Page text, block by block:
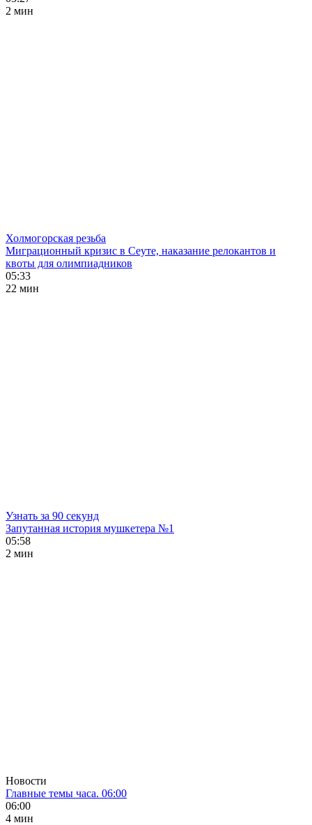
2 мин
Холмогорская резьба
Миграционный кризис в Сеуте, наказание релокантов и
квоты для олимпиадников
05:33
22 мин
Узнать за 90 секунд
Запутанная история мушкетера №1
05:58
2 мин
Новости
Главные темы часа. 06:00
06:00
4 мин